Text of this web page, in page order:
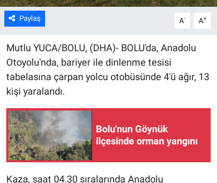
Paylaş A- A+
Mutlu YUCA/BOLU, (DHA)- BOLU'da, Anadolu
Otoyolu'nda, bariyer ile dinlenme tesisi
tabelasına çarpan yolcu otobüsünde 4'ü ağır, 13
kişi yaralandı.
Bolu'nun Göynük
ilçesinde orman yangını
Kaza, saat 04.30 sıralarında Anadolu